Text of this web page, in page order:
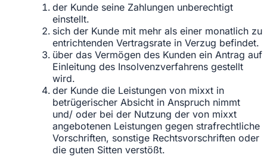
der Kunde seine Zahlungen unberechtigt
einstellt.
sich der Kunde mit mehr als einer monatlich zu
entrichtenden Vertragsrate in Verzug befindet.
über das Vermögen des Kunden ein Antrag auf
Einleitung des Insolvenzverfahrens gestellt
wird.
der Kunde die Leistungen von mixxt in
betrügerischer Absicht in Anspruch nimmt
und/ oder bei der Nutzung der von mixxt
angebotenen Leistungen gegen strafrechtliche
Vorschriften, sonstige Rechtsvorschriften oder
die guten Sitten verstößt.